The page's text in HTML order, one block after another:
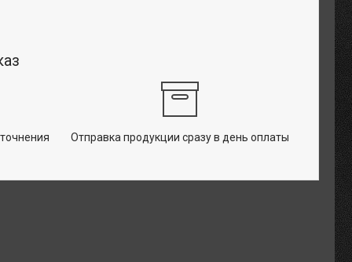
Отправка продукции сразу в день оплаты